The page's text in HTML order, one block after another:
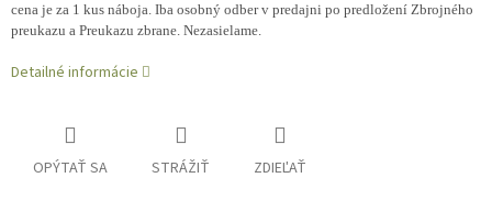
cena je za 1 kus náboja. Iba osobný odber v predajni po predložení Zbrojného
preukazu a Preukazu zbrane. Nezasielame.
Detailné informácie
OPÝTAŤ SA STRÁŽIŤ ZDIEĽAŤ